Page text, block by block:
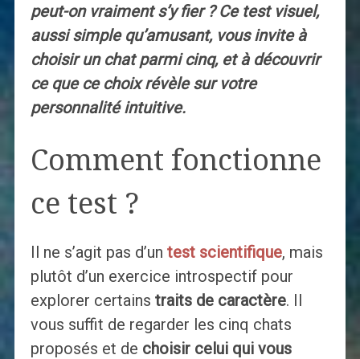
peut-on vraiment s’y fier ? Ce test visuel,
aussi simple qu’amusant, vous invite à
choisir un chat parmi cinq, et à découvrir
ce que ce choix révèle sur votre
personnalité intuitive.
Comment fonctionne
ce test ?
Il ne s’agit pas d’un test scientifique, mais
plutôt d’un exercice introspectif pour
explorer certains traits de caractère. Il
vous suffit de regarder les cinq chats
proposés et de choisir celui qui vous